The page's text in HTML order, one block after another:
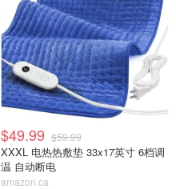
$49.99 $59.99
XXXL 电热热敷垫 33x17英寸 6档调
温 自动断电
amazon.ca